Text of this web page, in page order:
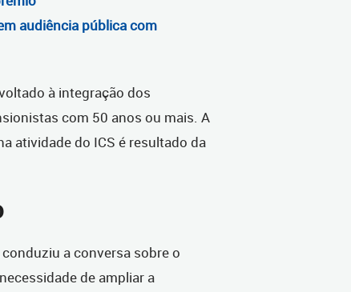
audiência pública com
à integração dos
com 50 anos ou mais. A
atividade do ICS é resultado da
a conversa sobre o
de ampliar a